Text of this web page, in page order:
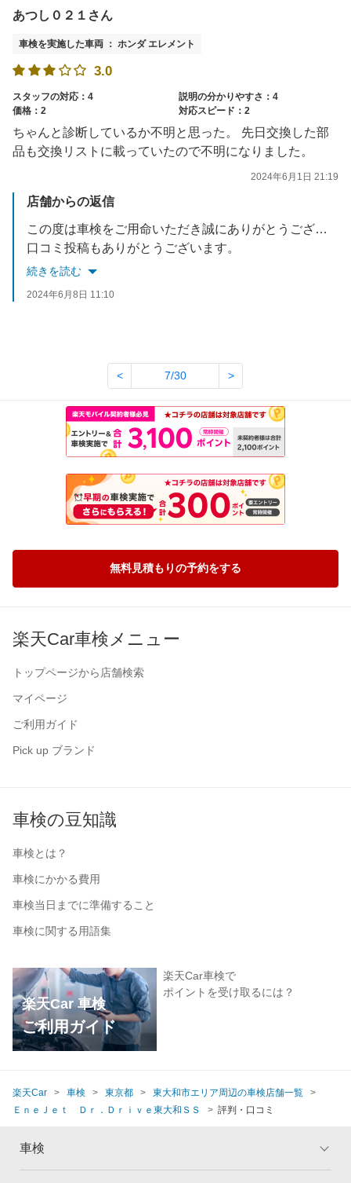
あつし０２１さん
車検を実施した車両 ： ホンダ エレメント
3.0
スタッフの対応：4
説明の分かりやすさ：4
価格：2
対応スピード：2
ちゃんと診断しているか不明と思った。 先日交換した部
品も交換リストに載っていたので不明になりました。
2024年6月1日 21:19
店舗からの返信
この度は車検をご用命いただき誠にありがとうございます。
口コミ投稿もありがとうございます。
不明と思わせてしまう件が数件あり申し訳ありませんでした。
続きを読む
2024年6月8日 11:10
< 7/30 >
無料見積もりの予約をする
楽天Car車検メニュー
トップページから店舗検索
マイページ
ご利用ガイド
Pick up ブランド
車検の豆知識
車検とは？
車検にかかる費用
車検当日までに準備すること
車検に関する用語集
楽天Car 車検
ご利用ガイド
楽天Car車検で
ポイントを受け取るには？
楽天Car 車検 東京都
東大和市エリア周辺の車検店舗一覧
ＥｎｅＪｅｔ Ｄｒ．Ｄｒｉｖｅ東大和ＳＳ
評判・口コミ
車検